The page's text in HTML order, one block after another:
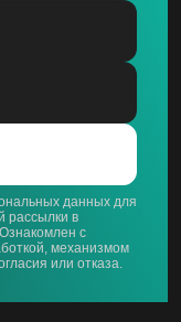
данных для
рассылки в
. Ознакомлен с
механизмом
или отказа.